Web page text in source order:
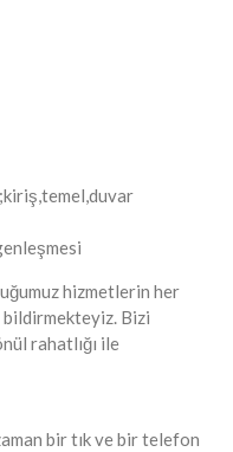
hizmetlerin her
bildirmekteyiz. Bizi
rahatlığı ile
bir tık ve bir telefon